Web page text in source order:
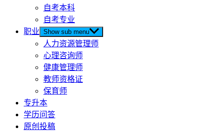
自考本科
自考专业
职业 Show sub menu
人力资源管理师
心理咨询师
健康管理师
教师资格证
保育师
专升本
学历问答
原创投稿